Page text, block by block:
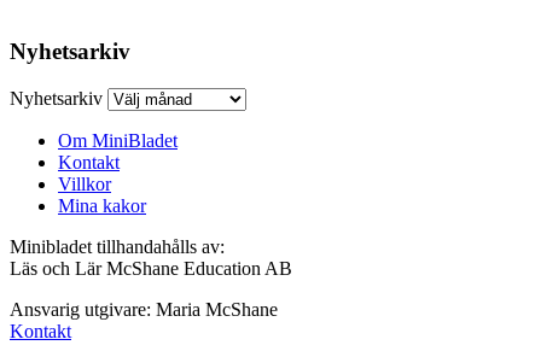
Nyhetsarkiv
Nyhetsarkiv
Om MiniBladet
Kontakt
Villkor
Mina kakor
Minibladet tillhandahålls av:
Läs och Lär McShane Education AB
Ansvarig utgivare: Maria McShane
Kontakt